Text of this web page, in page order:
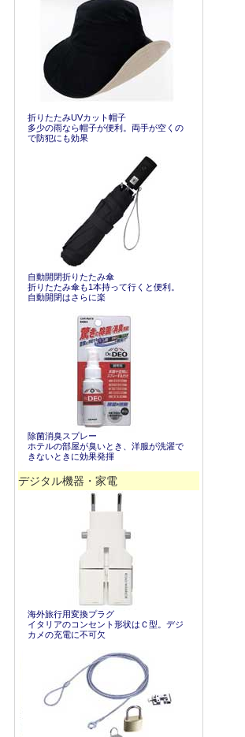
折りたたみUVカット帽子
多少の雨なら帽子が便利。両手が空くの
で防犯にも効果
自動開閉折りたたみ傘
折りたたみ傘も1本持って行くと便利。
自動開閉はさらに楽
除菌消臭スプレー
ホテルの部屋が臭いとき、洋服が洗濯で
きないときに効果発揮
デジタル機器・家電
海外旅行用変換プラグ
イタリアのコンセント形状はＣ型。デジ
カメの充電に不可欠